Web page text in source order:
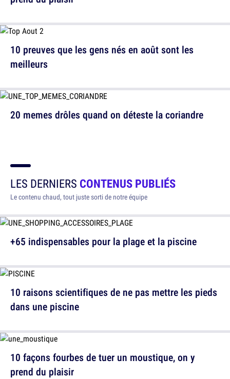
20 memes drôles quand on déteste la coriandre
10 preuves que les gens nés en août sont les
meilleurs
LES DERNIERS CONTENUS PUBLIÉS
Le contenu chaud, tout juste sorti de notre équipe
+65 indispensables pour la plage et la piscine
10 façons fourbes de tuer un moustique, on y
prend du plaisir
10 raisons scientifiques de ne pas mettre les pieds
dans une piscine